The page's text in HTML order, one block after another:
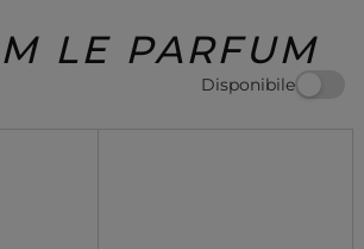
Regalo
LE PARFUM
Disponibile